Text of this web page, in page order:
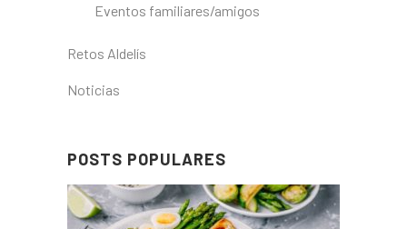
Eventos familiares/amigos
Retos Aldelís
Noticias
POSTS POPULARES